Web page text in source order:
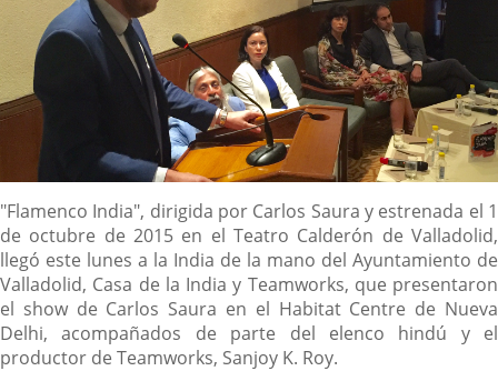
Descripción
"Flamenco India", dirigida por Carlos Saura y estrenada el 1
de octubre de 2015 en el Teatro Calderón de Valladolid,
llegó este lunes a la India de la mano del Ayuntamiento de
Valladolid, Casa de la India y Teamworks, que presentaron
el show de Carlos Saura en el Habitat Centre de Nueva
Delhi, acompañados de parte del elenco hindú y el
productor de Teamworks, Sanjoy K. Roy.